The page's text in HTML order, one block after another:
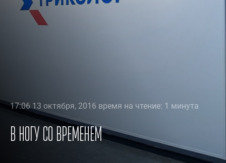
17:06 13 октября, 2016 время на чтение: 1 минута
В ногу со временем